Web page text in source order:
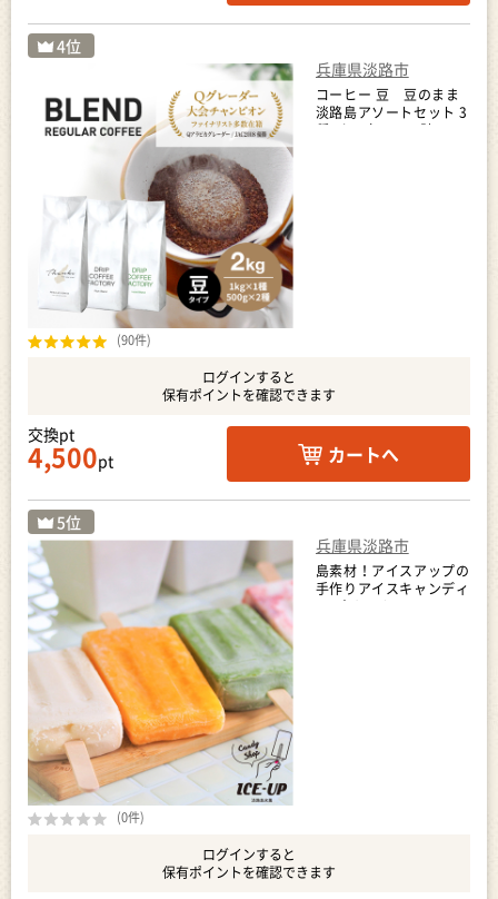
(90件)
兵庫県淡路市
コーヒー 豆 豆のまま
淡路島アソートセット 3
種 2kg（500g×計4
ログインすると
保有ポイントを確認できます
交換pt
4,500pt カートへ
(0件)
兵庫県淡路市
島素材！アイスアップの
手作りアイスキャンディ
ー7本セット
ログインすると
保有ポイントを確認できます